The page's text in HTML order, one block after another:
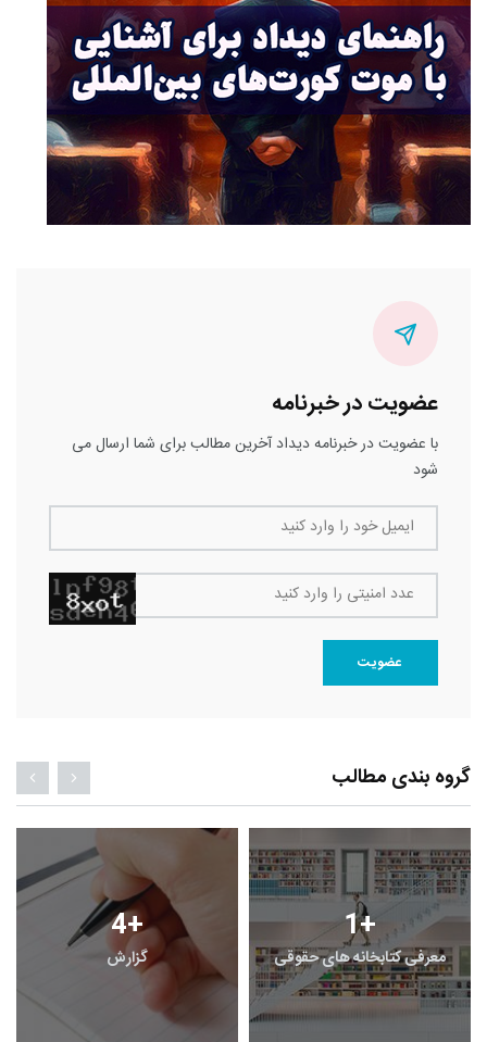
عضویت در خبرنامه
با عضویت در خبرنامه دیداد آخرین مطالب برای شما ارسال می
شود
ایمیل خود را وارد کنید
عدد امنیتی را وارد کنید
عضویت
گروه بندی مطالب
4+
گزارش
1+
معرفی کتابخانه های حقوقی